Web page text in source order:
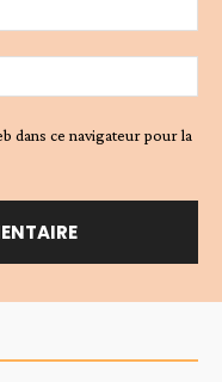
:*
:
dans ce navigateur pour la